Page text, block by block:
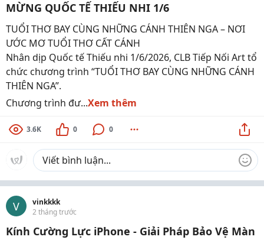
MỪNG QUỐC TẾ THIẾU NHI 1/6
TUỔI THƠ BAY CÙNG NHỮNG CÁNH THIÊN NGA – NƠI
ƯỚC MƠ TUỔI THƠ CẤT CÁNH
Nhân dịp Quốc tế Thiếu nhi 1/6/2026, CLB Tiếp Nối Art tổ
chức chương trình “TUỔI THƠ BAY CÙNG NHỮNG CÁNH
THIÊN NGA”.
Chương trình đư...Xem thêm
3.6K 0 0
V
vinkkkk
2 tháng trước
Kính Cường Lực iPhone - Giải Pháp Bảo Vệ Màn